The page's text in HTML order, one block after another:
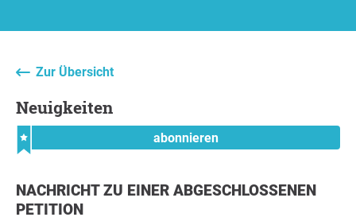
Zur Übersicht
Neuigkeiten
abonnieren
NACHRICHT ZU EINER ABGESCHLOSSENEN
PETITION